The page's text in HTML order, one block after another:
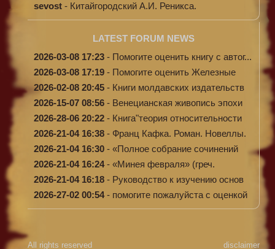
sevost - Китайгородский А.И. Реникса.
LATEST FORUM NEWS
2026-03-08 17:23 - Помогите оценить книгу с автог...
2026-03-08 17:19 - Помогите оценить Железные
доро...
2026-02-08 20:45 - Книги молдавских издательств
2026-15-07 08:56 - Венецианская живопись эпохи
Во...
2026-28-06 20:22 - Книга"теория относительности
и...
2026-21-04 16:38 - Франц Кафка. Роман. Новеллы.
П...
2026-21-04 16:30 - «Полное собрание сочинений
А.Н...
2026-21-04 16:24- «Минея февраля» (греч.
Μηναίον...
2026-21-04 16:18 - Руководство к изучению основ
к...
2026-27-02 00:54- помогите пожалуйста с оценкой
...
All rights reserved disclaimer